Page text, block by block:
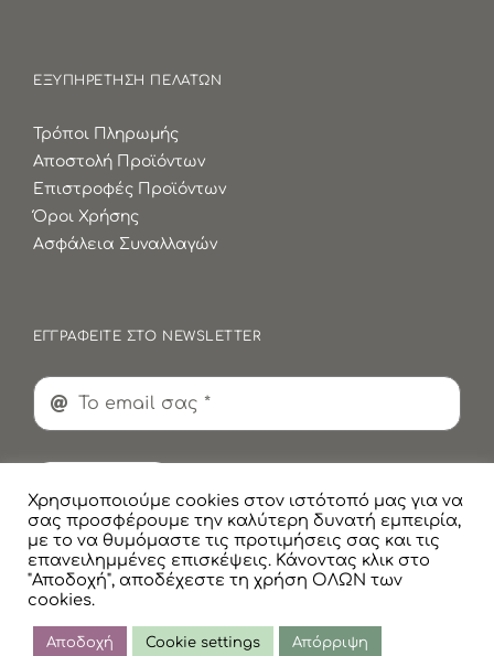
ΕΞΥΠΗΡΕΤΗΣΗ ΠΕΛΑΤΩΝ
Τρόποι Πληρωμής
Αποστολή Προϊόντων
Επιστροφές Προϊόντων
Όροι Χρήσης
Ασφάλεια Συναλλαγών
ΕΓΓΡΑΦΕΙΤΕ ΣΤΟ NEWSLETTER
© Copyright
Πολιτική Προστασίας Προσωπικών Δεδομένων
Χρησιμοποιούμε cookies στον ιστότοπό μας για να
σας προσφέρουμε την καλύτερη δυνατή εμπειρία,
με το να θυμόμαστε τις προτιμήσεις σας και τις
επανειλημμένες επισκέψεις. Κάνοντας κλικ στο
"Αποδοχή", αποδέχεστε τη χρήση ΟΛΩΝ των
cookies.
Αποδοχή Cookie settings Απόρριψη